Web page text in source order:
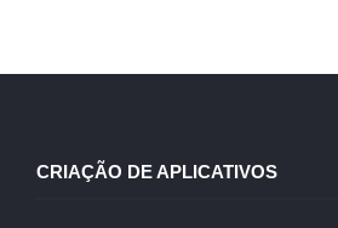
CRIAÇÃO DE APLICATIVOS